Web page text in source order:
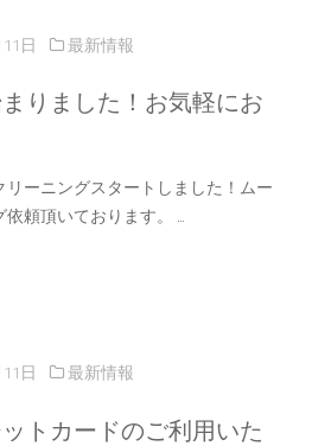
日 最新情報
りました！お気軽にお
ーニングスタートしました！ムー
頼頂いております。 …
日 最新情報
トカードのご利用いた